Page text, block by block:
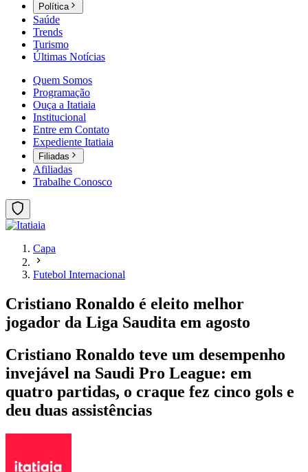
Política
Saúde
Trends
Turismo
Últimas Notícias
Quem Somos
Programação
Ouça a Itatiaia
Institucional
Entre em Contato
Expediente Itatiaia
Filiadas
Afiliadas
Trabalhe Conosco
Capa
Futebol Internacional
Cristiano Ronaldo é eleito melhor
jogador da Liga Saudita em agosto
Cristiano Ronaldo teve um desempenho
invejável na Saudi Pro League: em
quatro partidas, o craque fez cinco gols e
deu duas assistências